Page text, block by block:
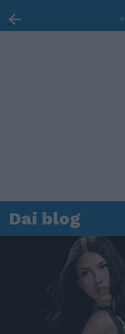
Dai blog